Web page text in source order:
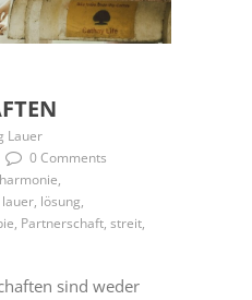
Lauer
0 Comments
lösung,
Partnerschaft, streit,
sind weder